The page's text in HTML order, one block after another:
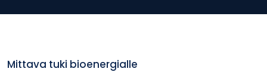
Mittava tuki bioenergialle